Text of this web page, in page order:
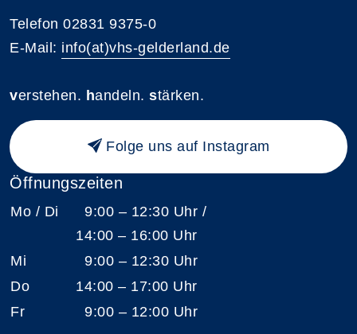
Telefon 02831 9375-0
E-Mail: info(at)vhs-gelderland.de
verstehen. handeln. stärken.
Folge uns auf Instagram
Öffnungszeiten
Mo / Di
9:00 – 12:30 Uhr /
14:00 – 16:00 Uhr
Mi
9:00 – 12:30 Uhr
Do
14:00 – 17:00 Uhr
Fr
9:00 – 12:00 Uhr